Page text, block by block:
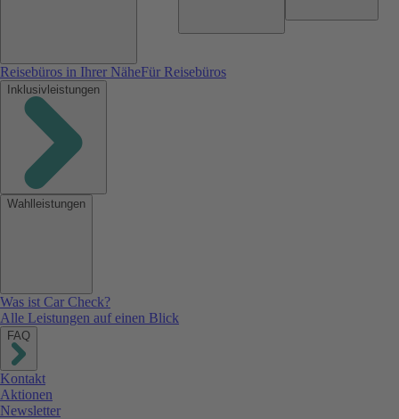
Reisebüros in Ihrer NäheFür Reisebüros
Inklusivleistungen
Wahlleistungen
Was ist Car Check?
Alle Leistungen auf einen Blick
FAQ
Kontakt
Aktionen
Newsletter